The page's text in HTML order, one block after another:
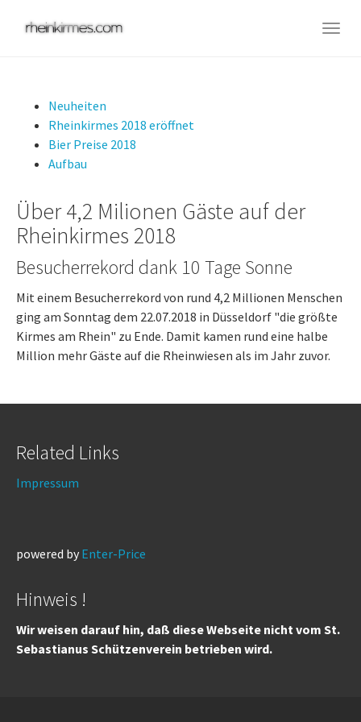
Neuheiten
Rheinkirmes 2018 eröffnet
Bier Preise 2018
Aufbau
Über 4,2 Milionen Gäste auf der
Rheinkirmes 2018
Besucherrekord dank 10 Tage Sonne
Mit einem Besucherrekord von rund 4,2 Millionen Menschen
ging am Sonntag dem 22.07.2018 in Düsseldorf "die größte
Kirmes am Rhein" zu Ende. Damit kamen rund eine halbe
Million mehr Gäste auf die Rheinwiesen als im Jahr zuvor.
Related Links
Impressum
powered by Enter-Price
Hinweis !
Wir weisen darauf hin, daß diese Webseite nicht vom St.
Sebastianus Schützenverein betrieben wird.